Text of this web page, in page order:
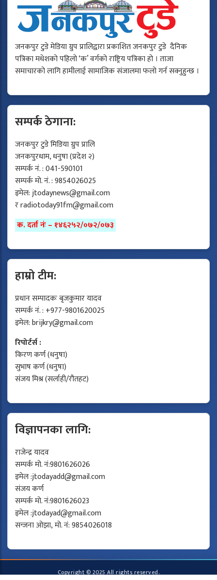
जनकपुर टुडे मेडिया ग्रुप प्रालिद्वारा प्रकाशित जनकपुर टुडे दैनिक
पत्रिका मधेशको पहिलो ‘क’ वर्गको राष्ट्रिय पत्रिका हो । ताजा
समाचारको लागि हामीलाई सामाजिक संजालमा फलो गर्न सक्नुहुन्छ ।
सम्पर्क ठेगाना:
जनकपुर टुडे मिडिया ग्रुप प्रालि
जनकपुरधाम, धनुषा (प्रदेश २)
सम्पर्क नं. : 041-590101
सम्पर्क मो. नं. : 9854026025
इमेल:jtodaynews@gmail.com
रradiotoday91fm@gmail.com
क. दर्ता नंः – १४६२५२/०७२/०७३
हाम्रो टीम:
प्रधान सम्पादकः बृजकुमार यादव
सम्पर्क नं. : +977-9801620025
इमेल:brijkry@gmail.com
रिपोर्टर्स :
किरण कर्ण (धनुषा)
सुभाष कर्ण (धनुषा)
संजय मिश्र (सर्लाही/रौतहट)
विज्ञापनका लागि:
राजेन्द्र यादव
सम्पर्क मो. नं:9801626026
इमेल :jtodayadd@gmail.com
संजय कर्ण
सम्पर्क मो. नं:9801626023
इमेल :jtodayad@gmail.com
सन्जना ओझा, मो. नं: 9854026018
Copyright © 2025 All rights reserved.